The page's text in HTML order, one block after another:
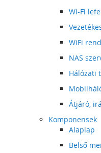
Wi-Fi
WiFi
NAS
Hálózati
Átjáró,
Komponensek
Alaplap
Belső